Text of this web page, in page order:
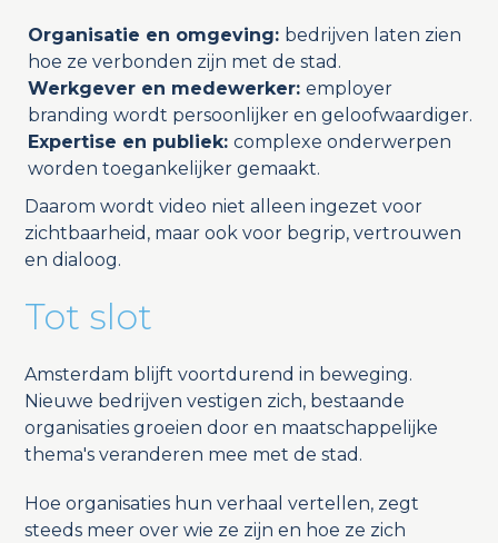
Organisatie en omgeving: bedrijven laten zien
hoe ze verbonden zijn met de stad.
Werkgever en medewerker: employer
branding wordt persoonlijker en geloofwaardiger.
Expertise en publiek: complexe onderwerpen
worden toegankelijker gemaakt.
Daarom wordt video niet alleen ingezet voor
zichtbaarheid, maar ook voor begrip, vertrouwen
en dialoog.
Tot slot
Amsterdam blijft voortdurend in beweging.
Nieuwe bedrijven vestigen zich, bestaande
organisaties groeien door en maatschappelijke
thema's veranderen mee met de stad.
Hoe organisaties hun verhaal vertellen, zegt
steeds meer over wie ze zijn en hoe ze zich